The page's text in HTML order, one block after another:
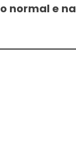
normal e na